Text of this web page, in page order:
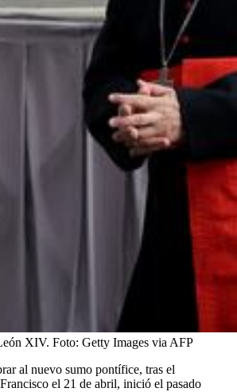
XIV. Foto: Getty Images via AFP
al nuevo sumo pontífice, tras el
el 21 de abril, inició el pasado